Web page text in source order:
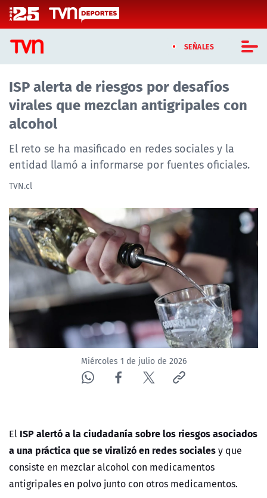
Click acá para ir directamente al contenido
SEÑALES
CASTING MASTERCHEF CHILE
CASTING TVN VERTICAL
TVN VERTICAL
TVN PLAY
TELESERIES
NTV
ACTUALIDAD Y TENDENCIAS
CORPORATIVO Y TRANSPARENCIA
CANAL DE DENUNCIAS
ÁREA DE PROYECTOS
ISP alerta de riesgos por desafíos
virales que mezclan antigripales con
alcohol
El reto se ha masificado en redes sociales y la
entidad llamó a informarse por fuentes oficiales.
TVN.cl
Miércoles 1 de julio de 2026
El ISP alertó a la ciudadanía sobre los riesgos asociados
a una práctica que se viralizó en redes socialesy que
consiste en mezclar alcohol con medicamentos
antigripales en polvo junto con otros medicamentos.